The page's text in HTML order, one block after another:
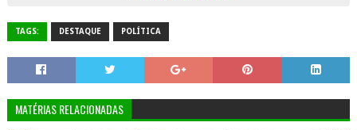
TAGS: DESTAQUE POLÍTICA
MATÉRIAS RELACIONADAS